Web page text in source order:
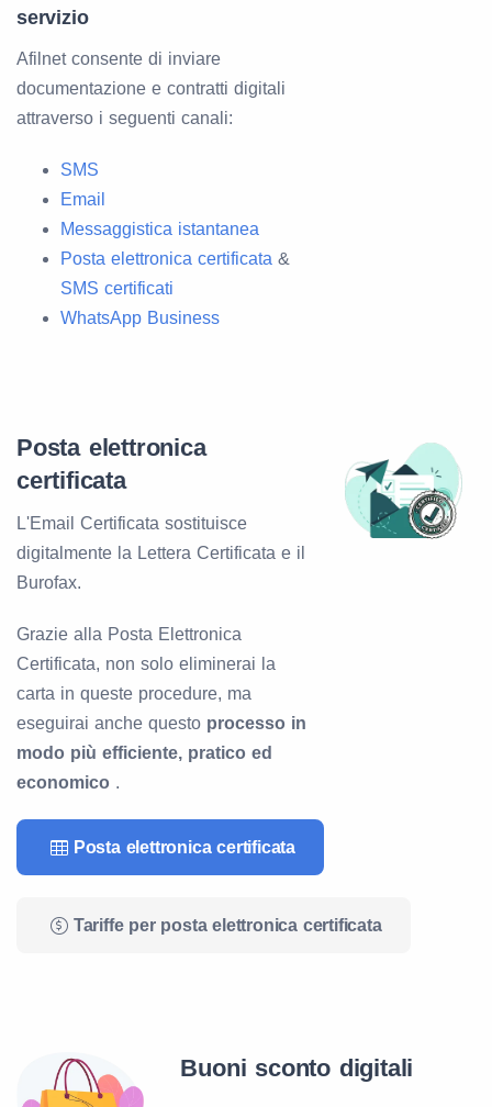
servizio
Afilnet consente di inviare
documentazione e contratti digitali
attraverso i seguenti canali:
SMS
Email
Messaggistica istantanea
Posta elettronica certificata &
SMS certificati
WhatsApp Business
Posta elettronica
certificata
L'Email Certificata sostituisce
digitalmente la Lettera Certificata e il
Burofax.
Grazie alla Posta Elettronica
Certificata, non solo eliminerai la
carta in queste procedure, ma
eseguirai anche questo processo in
modo più efficiente, pratico ed
economico .
Posta elettronica certificata
Tariffe per posta elettronica certificata
Buoni sconto digitali